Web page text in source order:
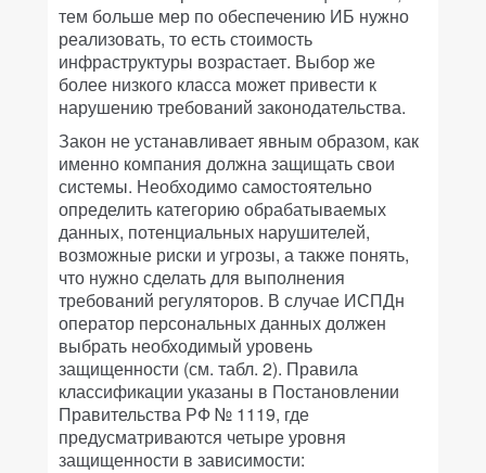
тем больше мер по обеспечению ИБ нужно
реализовать, то есть стоимость
инфраструктуры возрастает. Выбор же
более низкого класса может привести к
нарушению требований законодательства.
Закон не устанавливает явным образом, как
именно компания должна защищать свои
системы. Необходимо самостоятельно
определить категорию обрабатываемых
данных, потенциальных нарушителей,
возможные риски и угрозы, а также понять,
что нужно сделать для выполнения
требований регуляторов. В случае ИСПДн
оператор персональных данных должен
выбрать необходимый уровень
защищенности (см. табл. 2). Правила
классификации указаны в Постановлении
Правительства РФ № 1119, где
предусматриваются четыре уровня
защищенности в зависимости: